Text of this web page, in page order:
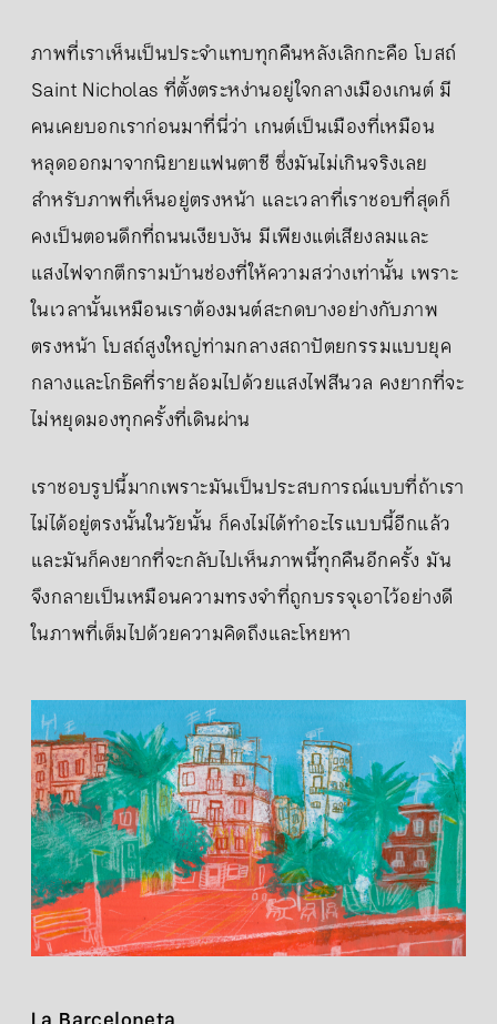
ภาพที่เราเห็นเป็นประจำแทบทุกคืนหลังเลิกกะคือ โบสถ์
Saint Nicholas ที่ตั้งตระหง่านอยู่ใจกลางเมืองเกนต์ มี
คนเคยบอกเราก่อนมาที่นี่ว่า เกนต์เป็นเมืองที่เหมือน
หลุดออกมาจากนิยายแฟนตาซี ซึ่งมันไม่เกินจริงเลย
สำหรับภาพที่เห็นอยู่ตรงหน้า และเวลาที่เราชอบที่สุดก็
คงเป็นตอนดึกที่ถนนเงียบงัน มีเพียงแต่เสียงลมและ
แสงไฟจากตึกรามบ้านช่องที่ให้ความสว่างเท่านั้น เพราะ
ในเวลานั้นเหมือนเราต้องมนต์สะกดบางอย่างกับภาพ
ตรงหน้า โบสถ์สูงใหญ่ท่ามกลางสถาปัตยกรรมแบบยุค
กลางและโกธิคที่รายล้อมไปด้วยแสงไฟสีนวล คงยากที่จะ
ไม่หยุดมองทุกครั้งที่เดินผ่าน
เราชอบรูปนี้มากเพราะมันเป็นประสบการณ์แบบที่ถ้าเรา
ไม่ได้อยู่ตรงนั้นในวัยนั้น ก็คงไม่ได้ทำอะไรแบบนี้อีกแล้ว
และมันก็คงยากที่จะกลับไปเห็นภาพนี้ทุกคืนอีกครั้ง มัน
จึงกลายเป็นเหมือนความทรงจำที่ถูกบรรจุเอาไว้อย่างดี
ในภาพที่เต็มไปด้วยความคิดถึงและโหยหา